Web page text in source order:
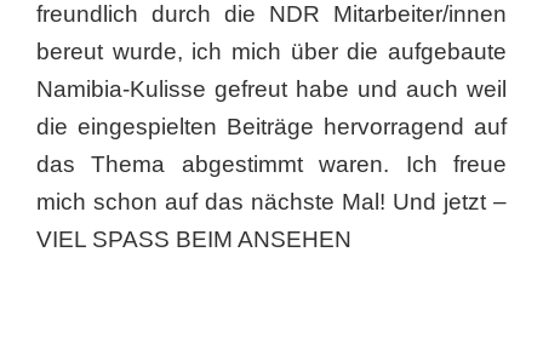
freundlich durch die NDR Mitarbeiter/innen
bereut wurde, ich mich über die aufgebaute
Namibia-Kulisse gefreut habe und auch weil
die eingespielten Beiträge hervorragend auf
das Thema abgestimmt waren. Ich freue
mich schon auf das nächste Mal! Und jetzt –
VIEL SPASS BEIM ANSEHEN